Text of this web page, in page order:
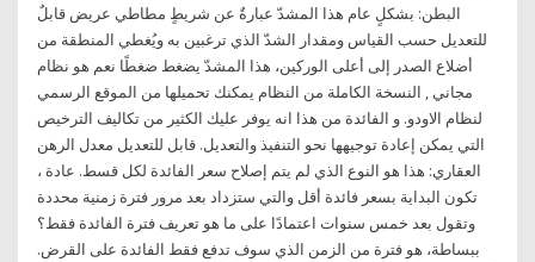
البطن: بشكلٍ عام هذا المشدّ عبارةٌ عن شريطٍ مطاطي عريض قابلٌ
للتعديل حسب القياس ومقدار الشدّ الذي ترغبين به ويُغطي المنطقة من
أضلاع الصدر إلى أعلى الوركين، هذا المشدّ يضغط ضغطًا نعم هو نظام
مجاني , النسخة الكاملة من النظام يمكنك تحميلها من الموقع الرسمي
لنظام الاودو. و الفائدة من هذا انه يوفر عليك الكثير من تكاليف الترخيص
التي يمكن إعادة توجيهها نحو التنفيذ والتعديل. قابل للتعديل معدل الرهن
العقاري: هذا هو النوع الذي لم يتم إصلاح سعر الفائدة لكل قسط. عادة ،
تكون البداية بسعر فائدة أقل والتي ستزداد بعد مرور فترة زمنية محددة
وتقول بعد خمس سنوات اعتمادًا على ما هو تعريف فترة الفائدة فقط؟
ببساطة، هو فترة من الزمن الذي سوف تدفع فقط الفائدة على القرض.